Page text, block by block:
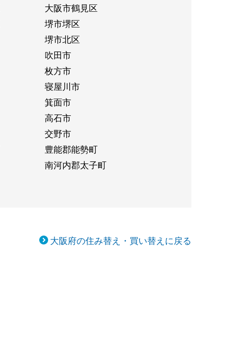
大阪市鶴見区
堺市堺区
堺市北区
吹田市
枚方市
寝屋川市
箕面市
高石市
交野市
豊能郡能勢町
南河内郡太子町
大阪府の住み替え・買い替えに戻る